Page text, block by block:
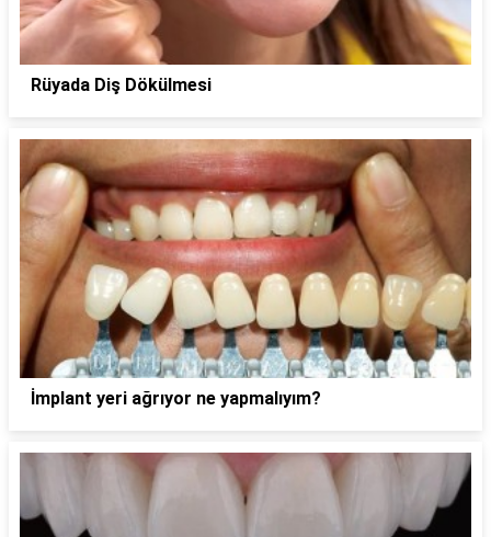
Rüyada Diş Dökülmesi
İmplant yeri ağrıyor ne yapmalıyım?